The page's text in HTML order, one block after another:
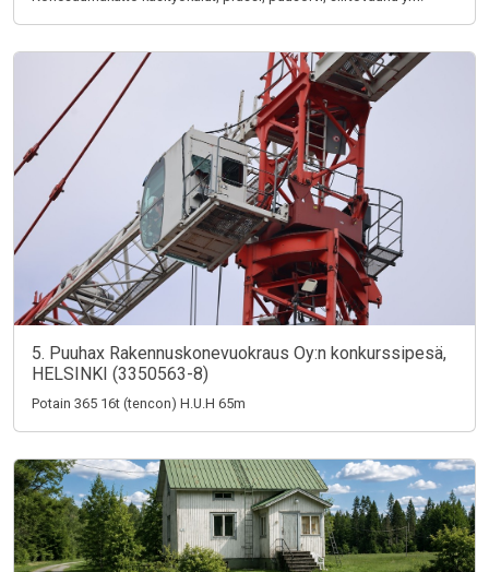
5. Puuhax Rakennuskonevuokraus Oy:n konkurssipesä,
HELSINKI (3350563-8)
Potain 365 16t (tencon) H.U.H 65m